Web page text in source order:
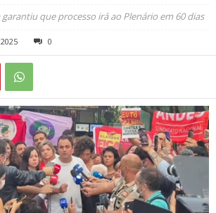
que processo irá ao Plenário em 60 dias
0